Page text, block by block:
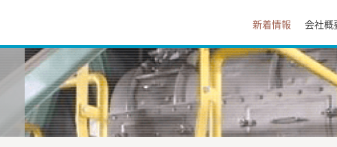
新着情報 会社概